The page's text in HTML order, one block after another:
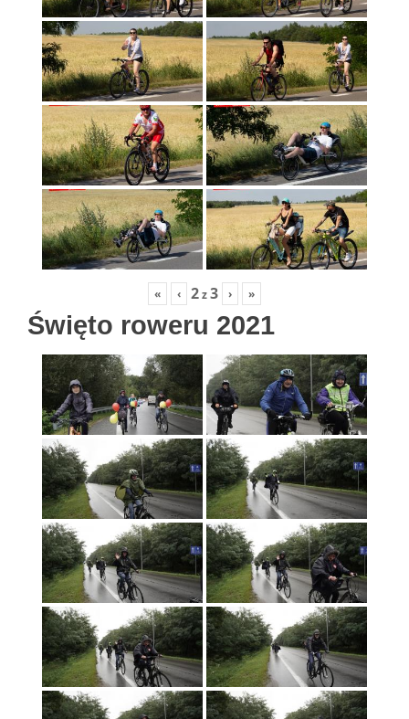
« ‹ 2z3 › »
Święto roweru 2021